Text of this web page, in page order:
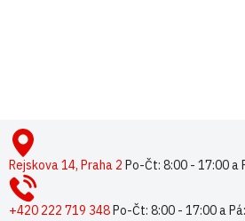
pRejskova 14, Praha 2 Po-Čt: 8:00 - 17:00 a
+420 222 719 348Po-Čt: 8:00 - 17:00 a